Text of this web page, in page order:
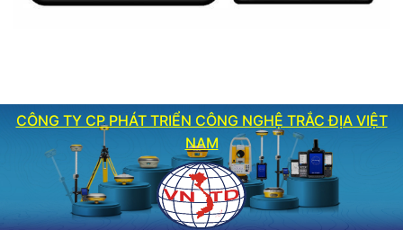
CÔNG TY CP PHÁT TRIỂN CÔNG NGHỆ TRẮC ĐỊA VIỆT
NAM